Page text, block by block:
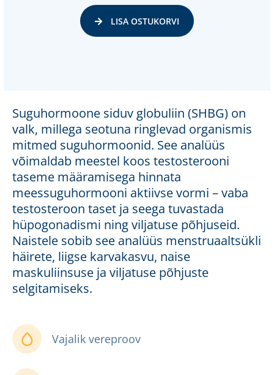
Suguhormoone siduv globuliin (SHBG) on
valk, millega seotuna ringlevad organismis
mitmed suguhormoonid. See analüüs
võimaldab meestel koos testosterooni
taseme määramisega hinnata
meessuguhormooni aktiivse vormi – vaba
testosteroon taset ja seega tuvastada
hüpogonadismi ning viljatuse põhjuseid.
Naistele sobib see analüüs menstruaaltsükli
häirete, liigse karvakasvu, naise
maskuliinsuse ja viljatuse põhjuste
selgitamiseks.
Vajalik vereproov
LISA OSTUKORVI